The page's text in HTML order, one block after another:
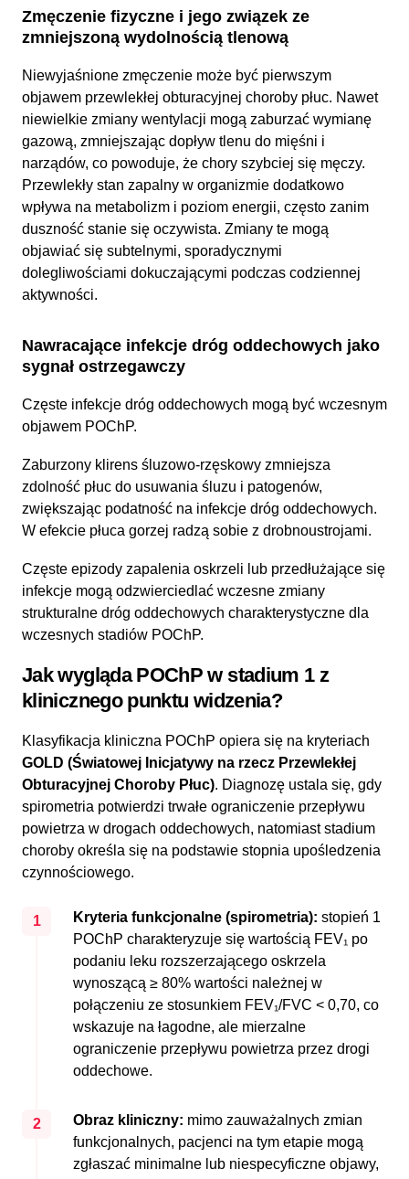
Zmęczenie fizyczne i jego związek ze
zmniejszoną wydolnością tlenową
Niewyjaśnione zmęczenie może być pierwszym
objawem przewlekłej obturacyjnej choroby płuc. Nawet
niewielkie zmiany wentylacji mogą zaburzać wymianę
gazową, zmniejszając dopływ tlenu do mięśni i
narządów, co powoduje, że chory szybciej się męczy.
Przewlekły stan zapalny w organizmie dodatkowo
wpływa na metabolizm i poziom energii, często zanim
duszność stanie się oczywista. Zmiany te mogą
objawiać się subtelnymi, sporadycznymi
dolegliwościami dokuczającymi podczas codziennej
aktywności.
Nawracające infekcje dróg oddechowych jako
sygnał ostrzegawczy
Częste infekcje dróg oddechowych mogą być wczesnym
objawem POChP.
Zaburzony klirens śluzowo-rzęskowy zmniejsza
zdolność płuc do usuwania śluzu i patogenów,
zwiększając podatność na infekcje dróg oddechowych.
W efekcie płuca gorzej radzą sobie z drobnoustrojami.
Częste epizody zapalenia oskrzeli lub przedłużające się
infekcje mogą odzwierciedlać wczesne zmiany
strukturalne dróg oddechowych charakterystyczne dla
wczesnych stadiów POChP.
Jak wygląda POChP w stadium 1 z
klinicznego punktu widzenia?
Klasyfikacja kliniczna POChP opiera się na kryteriach
GOLD (Światowej Inicjatywy na rzecz Przewlekłej
Obturacyjnej Choroby Płuc). Diagnozę ustala się, gdy
spirometria potwierdzi trwałe ograniczenie przepływu
powietrza w drogach oddechowych, natomiast stadium
choroby określa się na podstawie stopnia upośledzenia
czynnościowego.
1 Kryteria funkcjonalne (spirometria): stopień 1
POChP charakteryzuje się wartością FEV₁ po
podaniu leku rozszerzającego oskrzela
wynoszącą ≥ 80% wartości należnej w
połączeniu ze stosunkiem FEV₁/FVC < 0,70, co
wskazuje na łagodne, ale mierzalne
ograniczenie przepływu powietrza przez drogi
oddechowe.
2 Obraz kliniczny: mimo zauważalnych zmian
funkcjonalnych, pacjenci na tym etapie mogą
zgłaszać minimalne lub niespecyficzne objawy,